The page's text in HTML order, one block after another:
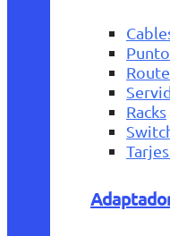
Racks